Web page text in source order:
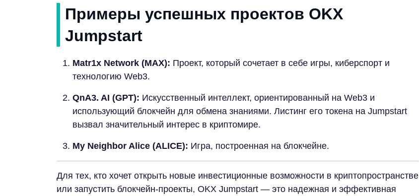
Примеры успешных проектов OKX
Jumpstart
Matr1x Network (MAX): Проект, который сочетает в себе игры, киберспорт и
технологию Web3.
QnA3. AI (GPT): Искусственный интеллект, ориентированный на Web3 и
использующий блокчейн для обмена знаниями. Листинг его токена на Jumpstart
вызвал значительный интерес в криптомире.
My Neighbor Alice (ALICE): Игра, построенная на блокчейне.
Для тех, кто хочет открыть новые инвестиционные возможности в криптопространстве
или запустить блокчейн-проекты, OKX Jumpstart — это надежная и эффективная